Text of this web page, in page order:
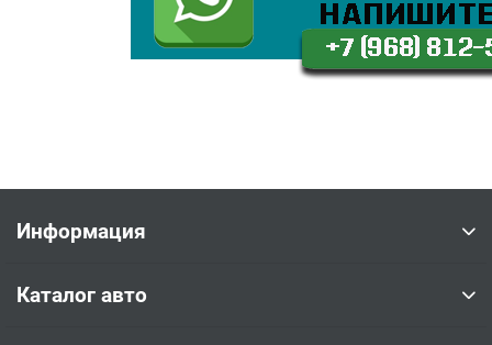
Информация
Каталог авто